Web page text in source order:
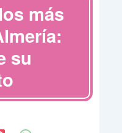
más
su